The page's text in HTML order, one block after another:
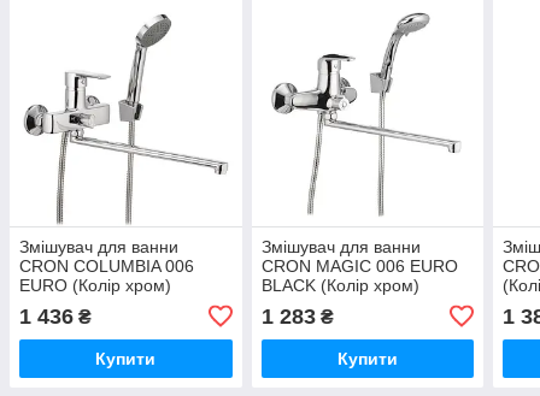
Змішувач для ванни
CRON COLUMBIA 006
EURO (Колір хром)
1 436 ₴
Купити
Змішувач для ванни
CRON MAGIC 006 EURO
BLACK (Колір хром)
1 283₴
Купити
1